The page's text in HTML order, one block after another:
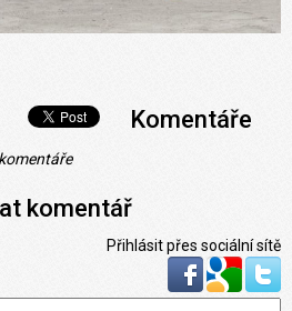
Komentáře
komentář
Přihlásit přes sociální sítě